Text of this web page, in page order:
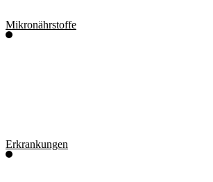
Mikronährstoffe
Erkrankungen